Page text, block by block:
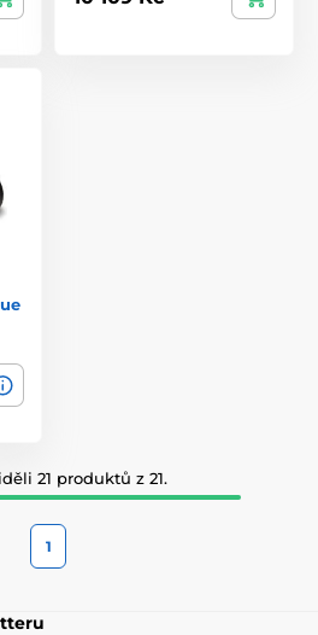
21 produktů z 21.
1